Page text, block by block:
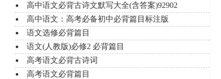
高中语文必背古诗文默写大全(含答案)92902
高中语文：高考必备初中必背篇目标注版
语文选修必背篇目
语文(人教版)必修2 必背篇目
高考语文必背古诗词
高考语文必背篇目